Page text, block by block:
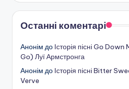
Останні коментарі
Анонім до Історія пісні Go
Go) Луї Армстронга
Анонім до Історія пісні Bitter
Verve